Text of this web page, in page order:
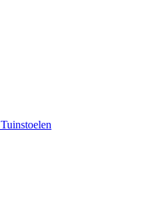
Tuinstoelen